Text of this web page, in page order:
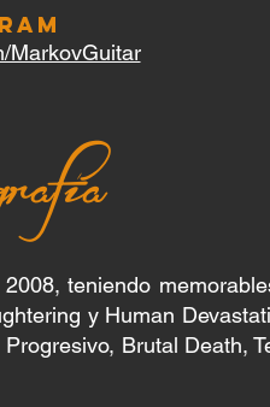
MarkovGuitar
teniendo
y Human
Brutal Death,